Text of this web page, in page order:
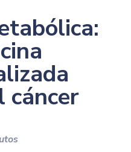
cáncer